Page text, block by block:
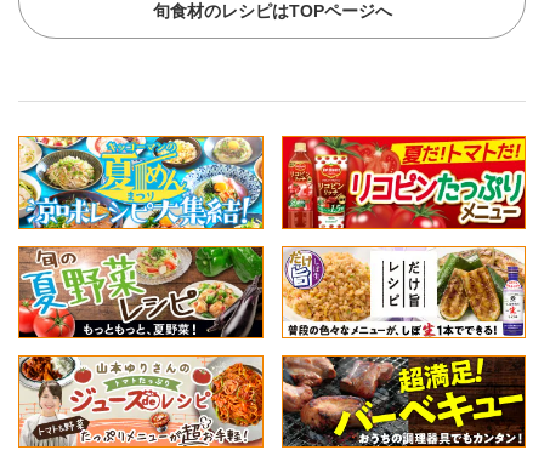
旬食材のレシピはTOPページへ